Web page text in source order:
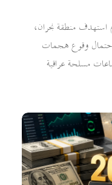
مدنياً في هجوم استهدف منطقة نجران،
احتمال وقوع هجمات
مسلحة عراقية